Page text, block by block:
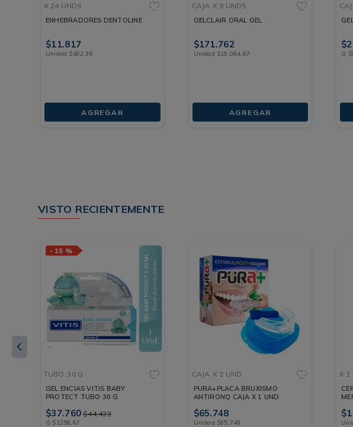
X 24 UNDS
ENHEBRADORES DENTOLINE
$11.817
Unidad $492,38
AGREGAR
CAJA X 9 UNDS
GELCLAIR ORAL GEL
$171.762
Unidad $19 .084,67
AGREGAR
$
G $
VISTO RECIENTEMENTE
- 15 %
TUBO 30 G
GEL ENCIAS VITIS BABY
PROTECT TUBO 30 G
$37.760 $44.423
G $1258 67
CAJA X 1 UND
PURA+PLACA BRUXISMO
ANTIRONQ CAJA X 1 UND
$65.748
Unidad $65 748
X 1
$